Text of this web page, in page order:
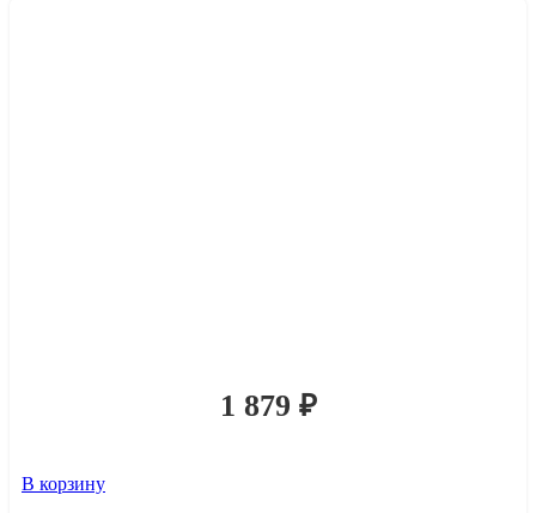
1 879 ₽
В корзину